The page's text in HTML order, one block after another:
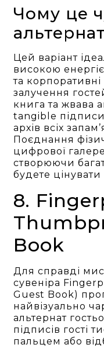
Чому це
Цей варіант
високою
та
залучення
книга та жвава
tangible
архів всіх
Поєднання
цифрової
створюючи
будете
8.
Book
Для справді
сувеніра
Guest Book)
найвізуально
альтернат
підписів гості
пальцем або